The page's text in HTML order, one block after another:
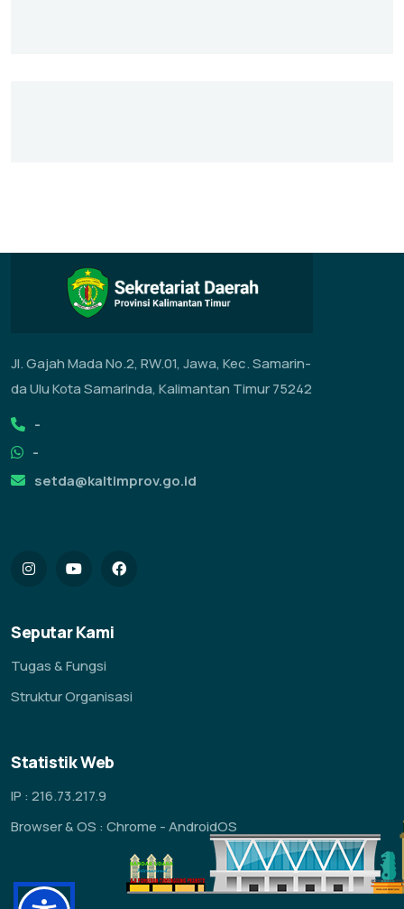
Jl. Gajah Mada No.2, RW.01, Jawa, Kec. Samarin-
da Ulu Kota Samarinda, Kalimantan Timur 75242
-
-
setda@kaltimprov.go.id
Seputar Kami
Tugas & Fungsi
Struktur Organisasi
Statistik Web
IP : 216.73.217.9
Browser & OS : Chrome - AndroidOS